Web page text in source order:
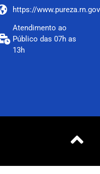
https://
Atendimento ao
Público das 07h as
13h